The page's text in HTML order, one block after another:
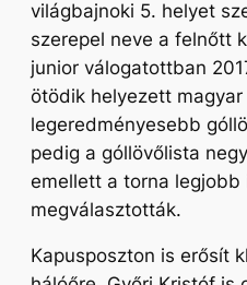
világbajnoki 5. helyet
szerepel neve a felnőtt
junior válogatottban
ötödik helyezett
legeredményesebb
pedig a góllövőlista
emellett a torna legjobb
megválasztották.
Kapusposzton is erősít